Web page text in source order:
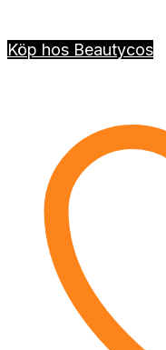
Köp hos Beautycos